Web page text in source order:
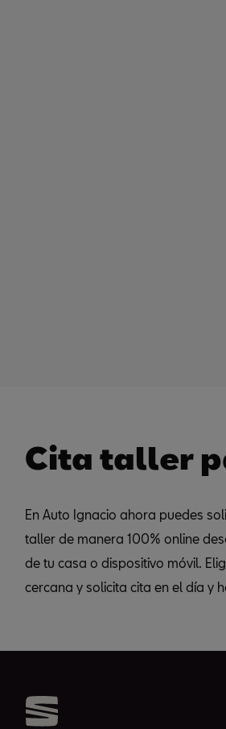
Cita taller
En Auto Ignacio ahora puedes
taller de manera 100% online
de tu casa o dispositivo móvil.
cercana y solicita cita en el día y
se adapten a tu agenda. En
podrás mantener tu coche
condiciones para poder
preocupaciones. Reserva tu cita
preventivo de tu SEAT, sustitución
mantenimiento, operaciones de